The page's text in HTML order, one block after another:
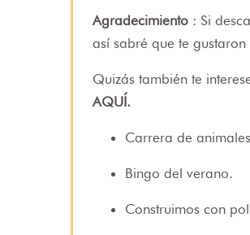
Agradecimiento : Si
así sabré que te
Quizás también te
AQUÍ.
Carrera de
Bingo del verano.
Construimos con